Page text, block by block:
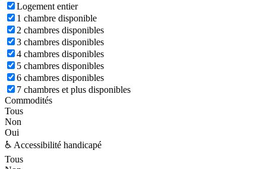
Logement entier
1 chambre disponible
2 chambres disponibles
3 chambres disponibles
4 chambres disponibles
5 chambres disponibles
6 chambres disponibles
7 chambres et plus disponibles
Commodités
Tous
Non
Oui
♿ Accessibilité handicapé
Tous